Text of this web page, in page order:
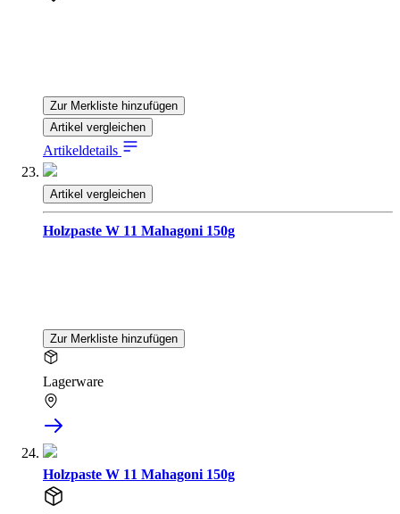
Zur Merkliste hinzufügen
Artikel vergleichen
Artikeldetails
Artikel vergleichen
Holzpaste W 11 Mahagoni 150g
Zur Merkliste hinzufügen
Lagerware
Holzpaste W 11 Mahagoni 150g